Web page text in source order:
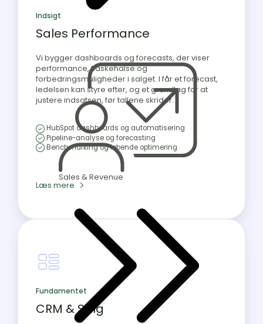
Sales & Revenue
Indsigt
Sales Performance
Vi bygger dashboards og forecasts, der viser
performance, flaskehalse og
forbedringsmuligheder i salget. I får et forecast,
ledelsen kan styre efter, og et grundlag for at
justere indsatsen, før tallene skrider.
HubSpot dashboards og automatisering
Pipeline-analyse og forecasting
Benchmarking og løbende optimering
Læs mere
Fundamentet
CRM & Salg